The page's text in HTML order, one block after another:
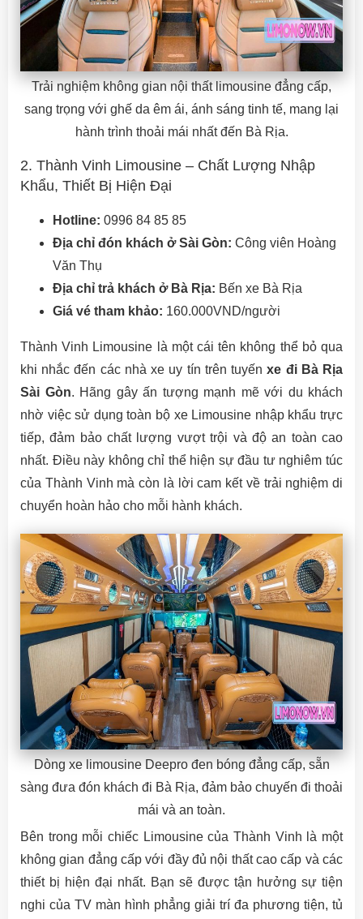
Trải nghiệm không gian nội thất limousine đẳng cấp,
sang trọng với ghế da êm ái, ánh sáng tinh tế, mang lại
hành trình thoải mái nhất đến Bà Rịa.
2. Thành Vinh Limousine – Chất Lượng Nhập
Khẩu, Thiết Bị Hiện Đại
Hotline: 0996 84 85 85
Địa chỉ đón khách ở Sài Gòn: Công viên Hoàng
Văn Thụ
Địa chỉ trả khách ở Bà Rịa: Bến xe Bà Rịa
Giá vé tham khảo: 160.000VND/người
Thành Vinh Limousine là một cái tên không thể bỏ qua
khi nhắc đến các nhà xe uy tín trên tuyếnxe đi Bà Rịa
Sài Gòn. Hãng gây ấn tượng mạnh mẽ với du khách
nhờ việc sử dụng toàn bộ xe Limousine nhập khẩu trực
tiếp, đảm bảo chất lượng vượt trội và độ an toàn cao
nhất. Điều này không chỉ thể hiện sự đầu tư nghiêm túc
của Thành Vinh mà còn là lời cam kết về trải nghiệm di
chuyển hoàn hảo cho mỗi hành khách.
Dòng xe limousine Deepro đen bóng đẳng cấp, sẵn
sàng đưa đón khách đi Bà Rịa, đảm bảo chuyến đi thoải
mái và an toàn.
Bên trong mỗi chiếc Limousine của Thành Vinh là một
không gian đẳng cấp với đầy đủ nội thất cao cấp và các
thiết bị hiện đại nhất. Bạn sẽ được tận hưởng sự tiện
nghi của TV màn hình phẳng giải trí đa phương tiện, tủ